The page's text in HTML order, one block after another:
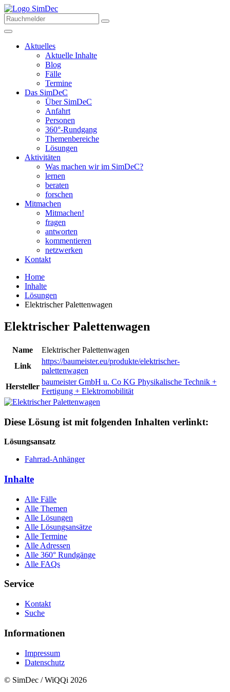
Aktuelles
Aktuelle Inhalte
Blog
Fälle
Termine
Das SimDeC
Über SimDeC
Anfahrt
Personen
360°-Rundgang
Themenbereiche
Lösungen
Aktivitäten
Was machen wir im SimDeC?
lernen
beraten
forschen
Mitmachen
Mitmachen!
fragen
antworten
kommentieren
netzwerken
Kontakt
Home
Inhalte
Lösungen
Elektrischer Palettenwagen
Elektrischer Palettenwagen
Name
Elektrischer Palettenwagen
Link
https://baumeister.eu/produkte/elektrischer-
palettenwagen
Hersteller
baumeister GmbH u. Co KG Physikalische Technik +
Fertigung + Elektromobilität
Diese Lösung ist mit folgenden Inhalten verlinkt:
Lösungsansatz
Fahrrad-Anhänger
Inhalte
Alle Fälle
Alle Themen
Alle Lösungen
Alle Lösungsansätze
Alle Termine
Alle Adressen
Alle 360° Rundgänge
Alle FAQs
Service
Kontakt
Suche
Informationen
Impressum
Datenschutz
© SimDec / WiQQi 2026